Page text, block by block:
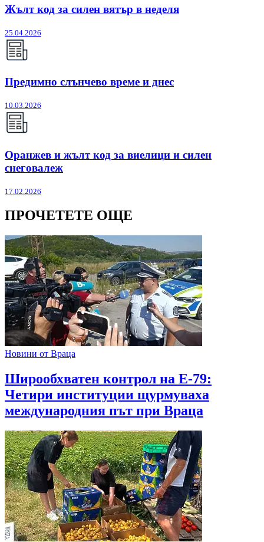
Жълт код за силен вятър в неделя
25.04.2026
Предимно слънчево време и днес
10.03.2026
Оранжев и жълт код за виелици и силен
снеговалеж
17.02.2026
ПРОЧЕТЕТЕ ОЩЕ
Новини от Враца
Широобхватен контрол на Е-79:
Четири институции щурмуваха
международния път при Враца